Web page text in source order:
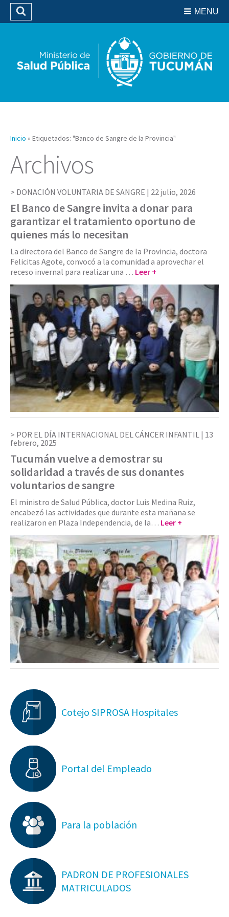
Biblioteca
MENU
Buscar
Inicio » Etiquetados: "Banco de Sangre de la Provincia"
Archivos
DONACIÓN VOLUNTARIA DE SANGRE | 22 julio, 2026
El Banco de Sangre invita a donar para
garantizar el tratamiento oportuno de
quienes más lo necesitan
La directora del Banco de Sangre de la Provincia, doctora
Felicitas Agote, convocó a la comunidad a aprovechar el
receso invernal para realizar una … Leer +
POR EL DÍA INTERNACIONAL DEL CÁNCER INFANTIL | 13
febrero, 2025
Tucumán vuelve a demostrar su
solidaridad a través de sus donantes
voluntarios de sangre
El ministro de Salud Pública, doctor Luis Medina Ruiz,
encabezó las actividades que durante esta mañana se
realizaron en Plaza Independencia, de la… Leer +
Cotejo SIPROSA Hospitales
Portal del Empleado
Para la población
PADRON DE PROFESIONALES
MATRICULADOS